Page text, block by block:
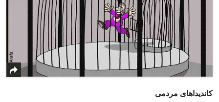
کاندیداهای مردمی